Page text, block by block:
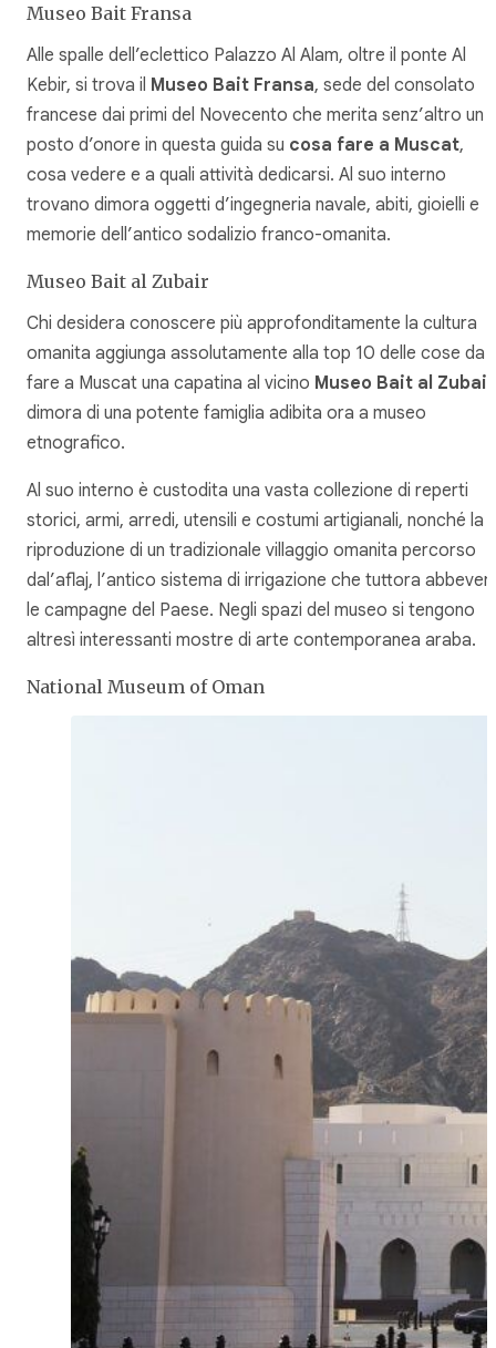
Museo Bait Fransa
Alle spalle dell’eclettico Palazzo Al Alam, oltre il ponte Al
Kebir, si trova il Museo Bait Fransa, sede del consolato
francese dai primi del Novecento che merita senz’altro un
posto d’onore in questa guida su cosa fare a Muscat,
cosa vedere e a quali attività dedicarsi. Al suo interno
trovano dimora oggetti d’ingegneria navale, abiti, gioielli e
memorie dell’antico sodalizio franco-omanita.
Museo Bait al Zubair
Chi desidera conoscere più approfonditamente la cultura
omanita aggiunga assolutamente alla top 10 delle cose da
fare a Muscat una capatina al vicino Museo Bait al Zubair
dimora di una potente famiglia adibita ora a museo
etnografico.
Al suo interno è custodita una vasta collezione di reperti
storici, armi, arredi, utensili e costumi artigianali, nonché la
riproduzione di un tradizionale villaggio omanita percorso
dal’aflaj, l’antico sistema di irrigazione che tuttora
le campagne del Paese. Negli spazi del museo si tengono
altresì interessanti mostre di arte contemporanea araba.
National Museum of Oman